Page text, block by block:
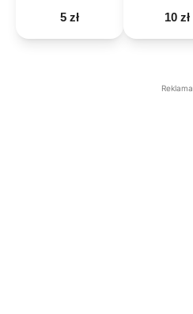
5 zł 10 zł
Reklama